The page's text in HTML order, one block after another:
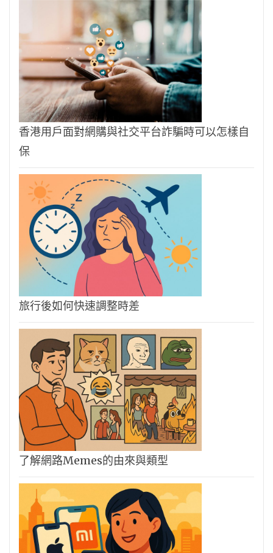
香港用戶面對網購與社交平台詐騙時可以怎樣自
保
旅行後如何快速調整時差
了解網路Memes的由來與類型